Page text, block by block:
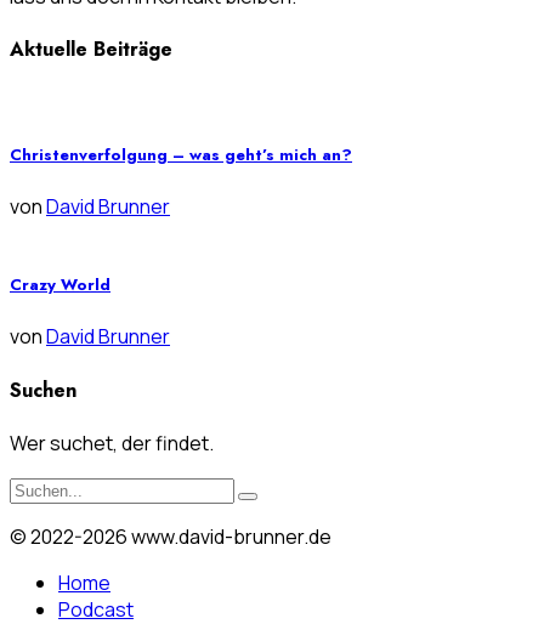
Aktuelle Beiträge
Christenverfolgung – was geht’s mich an?
vonDavid Brunner
Crazy World
vonDavid Brunner
Suchen
Wer suchet, der findet.
© 2022-2026 www.david-brunner.de
Home
Podcast